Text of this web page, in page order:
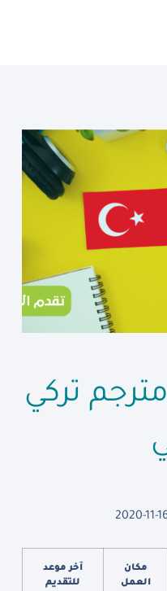
تركي
2020-11-
مكان
العمل
آخر موعد
للتقديم